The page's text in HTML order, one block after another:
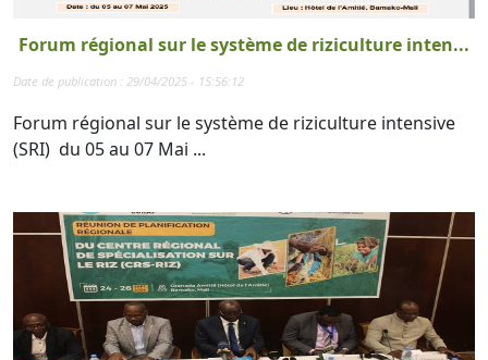
Forum régional sur le système de riziculture inten...
Date de publication : 29/04/2025 - 15:56:12
Forum régional sur le système de riziculture intensive
(SRI) du 05 au 07 Mai ...